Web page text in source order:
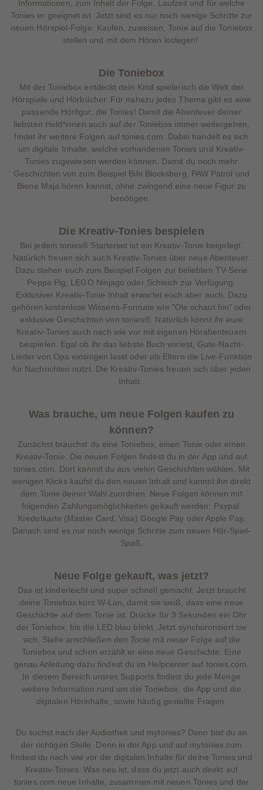
Informationen, zum Inhalt der Folge, Laufzeit und für welche
Tonies er geeignet ist. Jetzt sind es nur noch wenige Schritte zur
neuen Hörspiel-Folge: Kaufen, zuweisen, Tonie auf die Toniebox
stellen und mit dem Hören loslegen!
Die Toniebox
Mit der Toniebox entdeckt dein Kind spielerisch die Welt der
Hörspiele und Hörbücher. Für nahezu jedes Thema gibt es eine
passende Hörfigur, die Tonies! Damit die Abenteuer deiner
liebsten Held*innen auch auf der Toniebox immer weitergehen,
findet ihr weitere Folgen auf tonies.com. Dabei handelt es sich
um digitale Inhalte, welche vorhandenen Tonies und Kreativ-
Tonies zugewiesen werden können. Damit du noch mehr
Geschichten von zum Beispiel Bibi Blocksberg, PAW Patrol und
Biene Maja hören kannst, ohne zwingend eine neue Figur zu
benötigen.
Die Kreativ-Tonies bespielen
Bei jedem tonies® Starterset ist ein Kreativ-Tonie beigelegt.
Natürlich freuen sich auch Kreativ-Tonies über neue Abenteuer.
Dazu stehen euch zum Beispiel Folgen zur beliebten TV-Serie
Peppa Pig, LEGO Ninjago oder Schleich zur Verfügung.
Exklusiver Kreativ-Tonie Inhalt erwartet euch aber auch. Dazu
gehören kostenlose Wissens-Formate wie "Ole schaut hin" oder
exklusive Geschichten von tonies®. Natürlich könnt ihr eure
Kreativ-Tonies auch nach wie vor mit eigenen Hörabenteuern
bespielen. Egal ob ihr das liebste Buch vorlest, Gute-Nacht-
Lieder von Opa einsingen lasst oder als Eltern die Live-Funktion
für Nachrichten nutzt. Die Kreativ-Tonies freuen sich über jeden
Inhalt.
Was brauche, um neue Folgen kaufen zu
können?
Zunächst brauchst du eine Toniebox, einen Tonie oder einen
Kreativ-Tonie. Die neuen Folgen findest du in der App und auf
tonies.com. Dort kannst du aus vielen Geschichten wählen. Mit
wenigen Klicks kaufst du den neuen Inhalt und kannst ihn direkt
dem Tonie deiner Wahl zuordnen. Neue Folgen können mit
folgenden Zahlungsmöglichkeiten gekauft werden: Paypal.
Kredetkarte (Master Card, Visa) Google Pay oder Apple Pay.
Danach sind es nur noch wenige Schritte zum neuen Hör-Spiel-
Spaß.
Neue Folge gekauft, was jetzt?
Das ist kinderleicht und super schnell gemacht. Jetzt braucht
deine Toniebox kurz W-Lan, damit sie weiß, dass eine neue
Geschichte auf dem Tonie ist. Drücke für 3 Sekunden ein Ohr
der Toniebox, bis die LED blau blinkt. Jetzt synchoronsiert sie
sich. Stelle anschließen den Tonie mit neuer Folge auf die
Toniebox und schon erzählt er eine neue Geschichte. Eine
genau Anleitung dazu findest du im Helpcenter auf tonies.com.
In diesem Bereich unsres Supports findest du jede Menge
weitere Information rund um die Toniebox, die App und die
digitalen Hörinhalte, sowie häufig gestellte Fragen.
Du suchst nach der Audiothek und mytonies? Dann bist du an
der richtigen Stelle. Denn in der App und auf mytonies.com
findest du nach wie vor die digitalen Inhalte für deine Tonies und
Kreativ-Tonies. Was neu ist, dass du jetzt auch direkt auf
tonies.com neue Inhalte, zusammen mit neuen Tonies und der